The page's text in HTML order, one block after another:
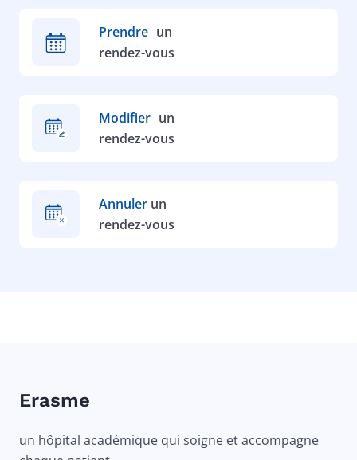
Prendre un
rendez-vous
Modifier un
rendez-vous
Annuler un
rendez-vous
Erasme
un hôpital académique qui soigne et accompagne